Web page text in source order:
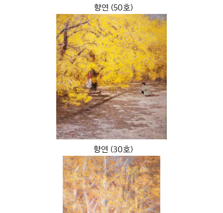
향연 (50호)
향연 (30호)